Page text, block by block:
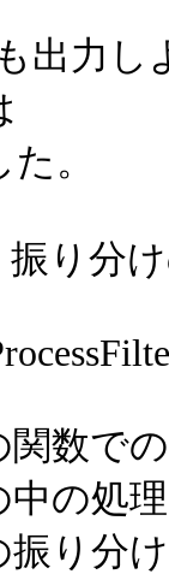
出力
。
り分
数で
の処理
振り分